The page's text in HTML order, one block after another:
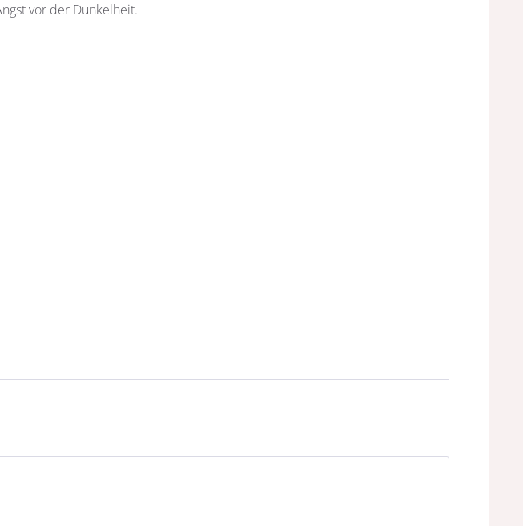
vor der Dunkelheit.